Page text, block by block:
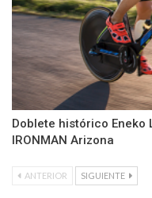
Doblete histórico Eneko
IRONMAN Arizona
ANTERIOR SIGUIENTE